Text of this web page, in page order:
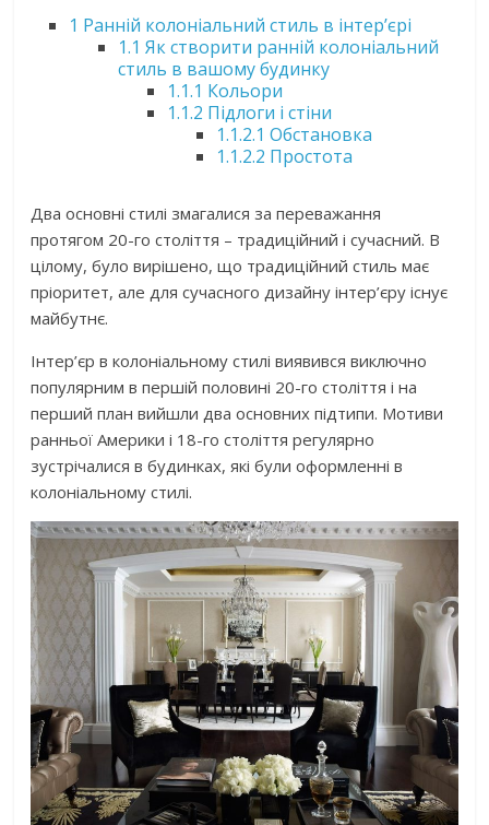
1 Ранній колоніальний стиль в інтер’єрі
1.1 Як створити ранній колоніальний
стиль в вашому будинку
1.1.1 Кольори
1.1.2 Підлоги і стіни
1.1.2.1 Обстановка
1.1.2.2 Простота
Два основні стилі змагалися за переважання
протягом 20-го століття – традиційний і сучасний. В
цілому, було вирішено, що традиційний стиль має
пріоритет, але для сучасного дизайну інтер’єру існує
майбутнє.
Інтер’єр в колоніальному стилі виявився виключно
популярним в першій половині 20-го століття і на
перший план вийшли два основних підтипи. Мотиви
ранньої Америки і 18-го століття регулярно
зустрічалися в будинках, які були оформленні в
колоніальному стилі.